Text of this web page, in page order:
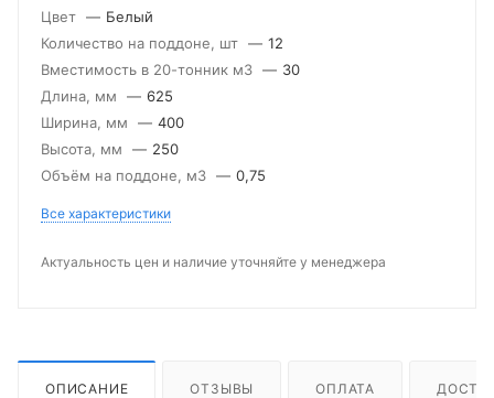
Цвет — Белый
Количество на поддоне, шт — 12
Вместимость в 20-тонник м3 — 30
Длина, мм
— 625
Ширина, мм
— 400
Высота, мм
— 250
Объём на поддоне, м3 — 0,75
Все характеристики
Актуальность цен и наличие уточняйте у менеджера
ОПИСАНИЕ ОТЗЫВЫ ОПЛАТА